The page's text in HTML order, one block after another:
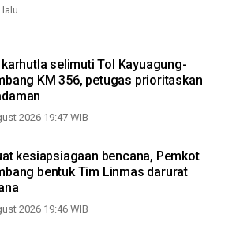
lalu
selimuti Tol Kayuagung-
KM 356, petugas prioritaskan
2026 19:47 WIB
kesiapsiagaan bencana, Pemkot
bentuk Tim Linmas darurat
2026 19:46 WIB